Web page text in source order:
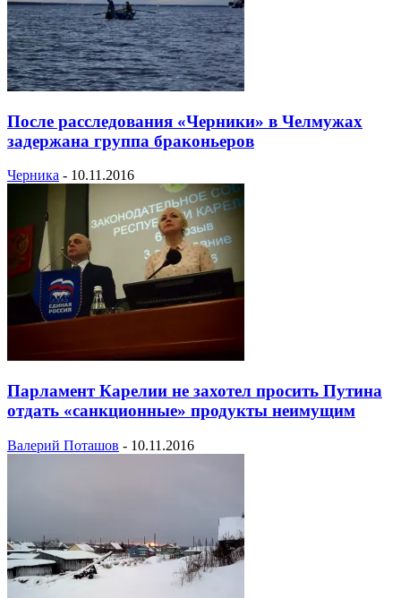
После расследования «Черники» в Челмужах
задержана группа браконьеров
Черника - 10.11.2016
Парламент Карелии не захотел просить Путина
отдать «санкционные» продукты неимущим
Валерий Поташов - 10.11.2016